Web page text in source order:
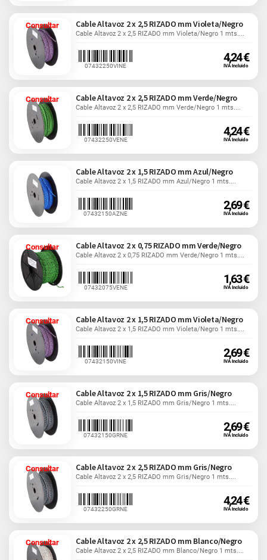
Consultar Cable Altavoz 2 x 2,5 RIZADO mm Violeta/Negro
Cable Altavoz 2 x 2,5 RIZADO mm Violeta/Negro 1 mts....
07432250VINE
4,24 €
IVA Incluido
Consultar Cable Altavoz 2 x 2,5 RIZADO mm Verde/Negro
Cable Altavoz 2 x 2,5 RIZADO mm Verde/Negro 1 mts....
07432250VENE
4,24 €
IVA Incluido
Cable Altavoz 2 x 1,5 RIZADO mm Azul/Negro
Cable Altavoz 2 x 1,5 RIZADO mm Azul/Negro 1 mts....
07432150AZNE
2,69 €
IVA Incluido
Consultar Cable Altavoz 2 x 0,75 RIZADO mm Verde/Negro
Cable Altavoz 2 x 0,75 RIZADO mm Verde/Negro 1 mts....
07432075VENE
1,63 €
IVA Incluido
Consultar Cable Altavoz 2 x 1,5 RIZADO mm Violeta/Negro
Cable Altavoz 2 x 1,5 RIZADO mm Violeta/Negro 1 mts....
07432150VINE
2,69 €
IVA Incluido
Consultar Cable Altavoz 2 x 1,5 RIZADO mm Gris/Negro
Cable Altavoz 2 x 1,5 RIZADO mm Gris/Negro 1 mts....
07432150GRNE
2,69 €
IVA Incluido
Consultar Cable Altavoz 2 x 2,5 RIZADO mm Gris/Negro
Cable Altavoz 2 x 2,5 RIZADO mm Gris/Negro 1 mts....
07432250GRNE
4,24 €
IVA Incluido
Consultar Cable Altavoz 2 x 2,5 RIZADO mm Blanco/Negro
Cable Altavoz 2 x 2,5 RIZADO mm Blanco/Negro 1 mts....